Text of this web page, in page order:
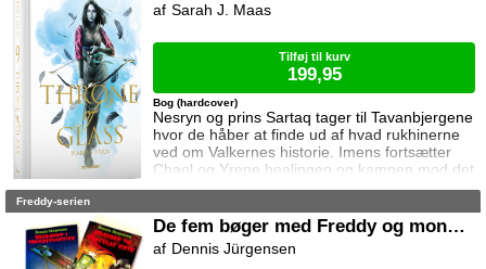
nyuddannede agent April Biggs for at assistere
Nesryn og prins Sartaq tager til Tavanbjergene
hvor de håber at finde ud af hvad rukhinerne
ved om Valkernes historie. Imens fortsætter
Chaol og Yrene healingen og kampen mod det
mystiske mørke som lurer inden i ham. Men
deres venner derhjemme.
Bog (hardcover)
Sarah J. Maas
Tilføj til kurv
199,95
Freddy-serien
De fem bøger med Freddy og monstrene
Dennis Jürgensen